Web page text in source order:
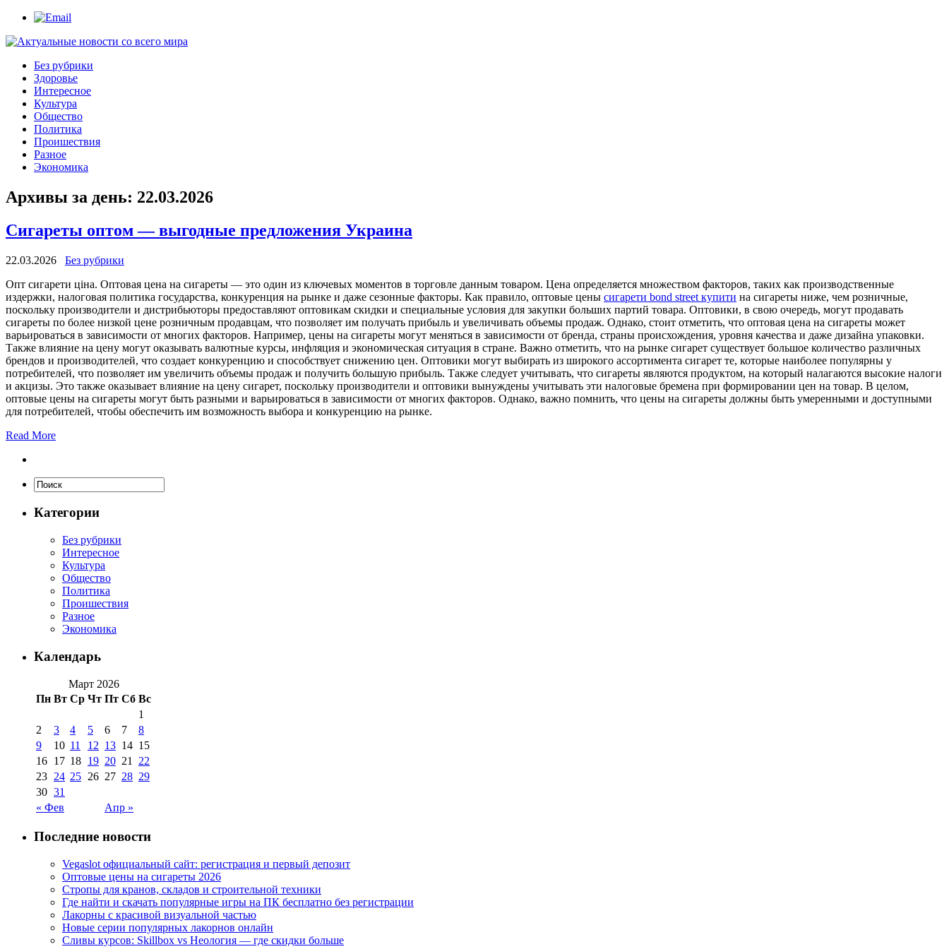
Без рубрики
Здоровье
Интересное
Культура
Общество
Политика
Проишествия
Разное
Экономика
Архивы за день: 22.03.2026
Сигареты оптом — выгодные предложения Украина
22.03.2026
Без рубрики
Oпт сигaрeти цінa. Оптовая цена на сигареты — это один из ключевых моментов в торговле данным товаром. Цена определяется множеством факторов, таких как производственные
издержки, налоговая политика государства, конкуренция на рынке и даже сезонные факторы. Как правило, оптовые цены сигарети bond street купити на сигареты ниже, чем розничные,
поскольку производители и дистрибьюторы предоставляют оптовикам скидки и специальные условия для закупки больших партий товара. Оптовики, в свою очередь, могут продавать
сигареты по более низкой цене розничным продавцам, что позволяет им получать прибыль и увеличивать объемы продаж. Однако, стоит отметить, что оптовая цена на сигареты может
варьироваться в зависимости от многих факторов. Например, цены на сигареты могут меняться в зависимости от бренда, страны происхождения, уровня качества и даже дизайна упаковки.
Также влияние на цену могут оказывать валютные курсы, инфляция и экономическая ситуация в стране. Важно отметить, что на рынке сигарет существует большое количество различных
брендов и производителей, что создает конкуренцию и способствует снижению цен. Оптовики могут выбирать из широкого ассортимента сигарет те, которые наиболее популярны у
потребителей, что позволяет им увеличить объемы продаж и получить большую прибыль. Также следует учитывать, что сигареты являются продуктом, на который налагаются высокие налоги
и акцизы. Это также оказывает влияние на цену сигарет, поскольку производители и оптовики вынуждены учитывать эти налоговые бремена при формировании цен на товар. В целом,
оптовые цены на сигареты могут быть разными и варьироваться в зависимости от многих факторов. Однако, важно помнить, что цены на сигареты должны быть умеренными и доступными
для потребителей, чтобы обеспечить им возможность выбора и конкуренцию на рынке.
Read More
Категории
Без рубрики
Интересное
Культура
Общество
Политика
Проишествия
Разное
Экономика
Календарь
Март 2026
Пн Вт Ср Чт Пт Сб Вс
« Фев Апр »
1
2
3 4 5 6 7
8
9
10 11 12 13 14 15
16 17 18 19 20 21
22
23 24 25 26 27 28 29
30 31
Последние новости
Vegaslot официальный сайт: регистрация и первый депозит
Оптовые цены на сигареты 2026
Стропы для кранов, складов и строительной техники
Где найти и скачать популярные игры на ПК бесплатно без регистрации
Лакорны с красивой визуальной частью
Новые серии популярных лакорнов онлайн
Сливы курсов: Skillbox vs Неология — где скидки больше